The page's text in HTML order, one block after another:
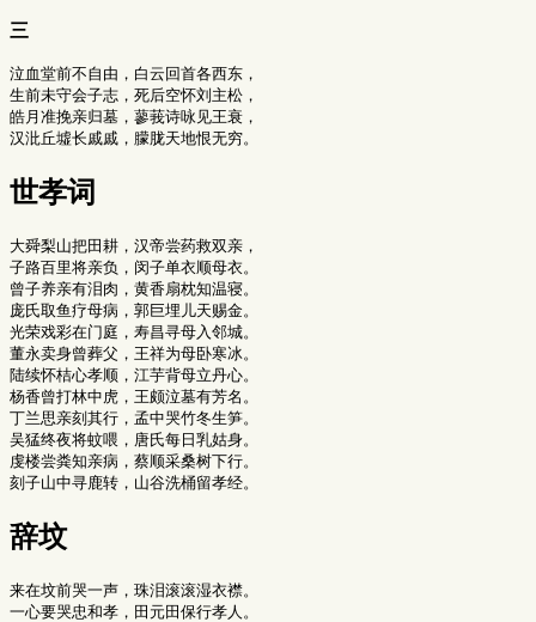
三
泣血堂前不自由，白云回首各西东，
生前未守会子志，死后空怀刘主松，
皓月准挽亲归墓，蓼莪诗咏见王衰，
世孝词
大舜梨山把田耕，汉帝尝药救双亲，
子路百里将亲负，闵子单衣顺母衣。
曾子养亲有泪肉，黄香扇枕知温寝。
庞氏取鱼疗母病，郭巨埋儿天赐金。
光荣戏彩在门庭，寿昌寻母入邻城。
董永卖身曾葬父，王祥为母卧寒冰。
陆续怀桔心孝顺，江芋背母立丹心。
杨香曾打林中虎，王颇泣墓有芳名。
丁兰思亲刻其行，孟中哭竹冬生笋。
吴猛终夜将蚊喂，唐氏每日乳姑身。
虔楼尝粪知亲病，蔡顺采桑树下行。
辞坟
来在坟前哭一声，珠泪滚滚湿衣襟。
一心要哭忠和孝，田元田保行孝人。